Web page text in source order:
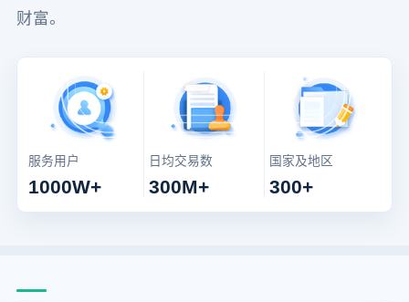
财富。
服务用户
1000W+
日均交易数
300M+
国家及地区
300+